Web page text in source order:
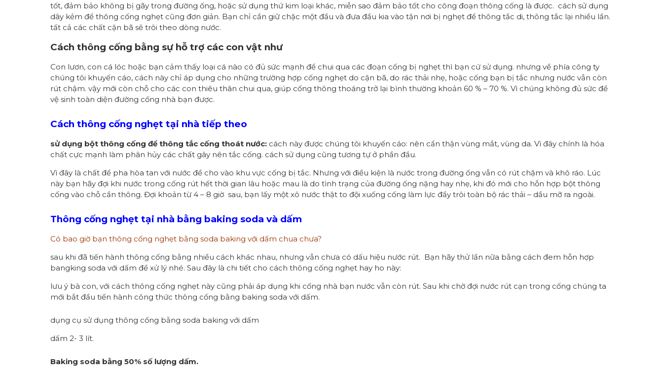
tốt, đảm bảo không bị gãy trong đường ống, hoặc sử dụng thứ kim loại khác, miễn sao đảm bảo tốt cho công đoạn thông cống là được. cách sử dụng
dây kẻm để thông cống nghẹt cũng đơn giản. Bạn chỉ cần giữ chặc một đầu và đưa đầu kia vào tận nơi bị nghẹt để thông tắc di, thông tắc lại nhiều lần.
tất cả các chất cặn bã sẽ trôi theo dòng nước.
Cách thông cống bằng sự hỗ trợ các con vật như
Con lươn, con cá lóc hoặc bạn cảm thấy loại cá nào có đủ sức mạnh để chui qua các đoạn cống bị nghẹt thì bạn cứ sử dụng. nhưng về phía công ty
chúng tôi khuyến cáo, cách này chỉ áp dụng cho những trường hợp cống nghẹt do cặn bã, do rác thải nhẹ, hoặc cống bạn bị tắc nhưng nước vẫn còn
rút chậm. vậy mới còn chỗ cho các con thiêu thân chui qua, giúp cống thông thoáng trở lại bình thường khoản 60 % – 70 %. Vì chúng không đủ sức để
vệ sinh toàn diện đường cống nhà bạn được.
Cách thông cống nghẹt tại nhà tiếp theo
sử dụng bột thông cống để thông tắc cống thoát nước: cách này được chúng tôi khuyến cáo: nên cẩn thận vùng mắt, vùng da. Vì đây chính là hóa
chất cực mạnh làm phân hủy các chất gây nên tắc cống. cách sử dụng cũng tương tự ở phần đầu.
Vì đây là chất để pha hòa tan với nước để cho vào khu vực cống bị tắc. Nhưng với điều kiện là nước trong đường ống vẫn có rút chậm và khô ráo. Lúc
này bạn hãy đợi khi nước trong cống rút hết thời gian lâu hoặc mau là do tình trạng của đường ống nặng hay nhẹ, khi đó mới cho hỗn hợp bột thông
cống vào chỗ cần thông. Đợi khoản từ 4 – 8 giờ sau, bạn lấy một xô nước thật to đội xuống cống làm lực đẩy trôi toàn bộ rác thải – dầu mỡ ra ngoài.
Thông cống nghẹt tại nhà bằng baking soda và dấm
Có bao giờ bạn thông cống nghẹt bằng soda baking với dấm chua chưa?
sau khi đã tiến hành thông cống bằng nhiều cách khác nhau, nhưng vẫn chưa có dấu hiệu nước rút. Bạn hãy thử lần nữa bằng cách đem hỗn hợp
bangking soda với dấm để xử lý nhé. Sau đây là chi tiết cho cách thông cống nghẹt hay ho này:
lưu ý bà con, với cách thông cống nghẹt này cũng phải áp dụng khi cống nhà bạn nước vẫn còn rút. Sau khi chờ đợi nước rút cạn trong cống chúng ta
mới bắt đầu tiến hành công thức thông cống bằng baking soda với dấm.
dụng cụ sử dụng thông cống bằng soda baking với dấm
dấm 2- 3 lít.
Baking soda bằng 50% số lượng dấm.